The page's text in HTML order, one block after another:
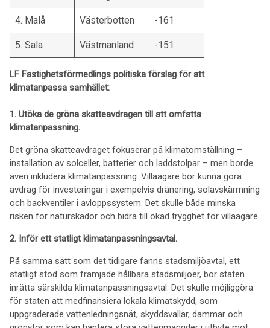
4. Malå Västerbotten -161
5. Sala Västmanland -151
LF Fastighetsförmedlings politiska förslag för att
klimatanpassa samhället:
1. Utöka de gröna skatteavdragen till att omfatta
klimatanpassning.
Det gröna skatteavdraget fokuserar på klimatomställning –
installation av solceller, batterier och laddstolpar – men borde
även inkludera klimatanpassning. Villaägare bör kunna göra
avdrag för investeringar i exempelvis dränering, solavskärmning
och backventiler i avloppssystem. Det skulle både minska
risken för naturskador och bidra till ökad trygghet för villaägare.
2. Inför ett statligt klimatanpassningsavtal.
På samma sätt som det tidigare fanns stadsmiljöavtal, ett
statligt stöd som främjade hållbara stadsmiljöer, bör staten
inrätta särskilda klimatanpassningsavtal. Det skulle möjliggöra
för staten att medfinansiera lokala klimatskydd, som
uppgraderade vattenledningsnät, skyddsvallar, dammar och